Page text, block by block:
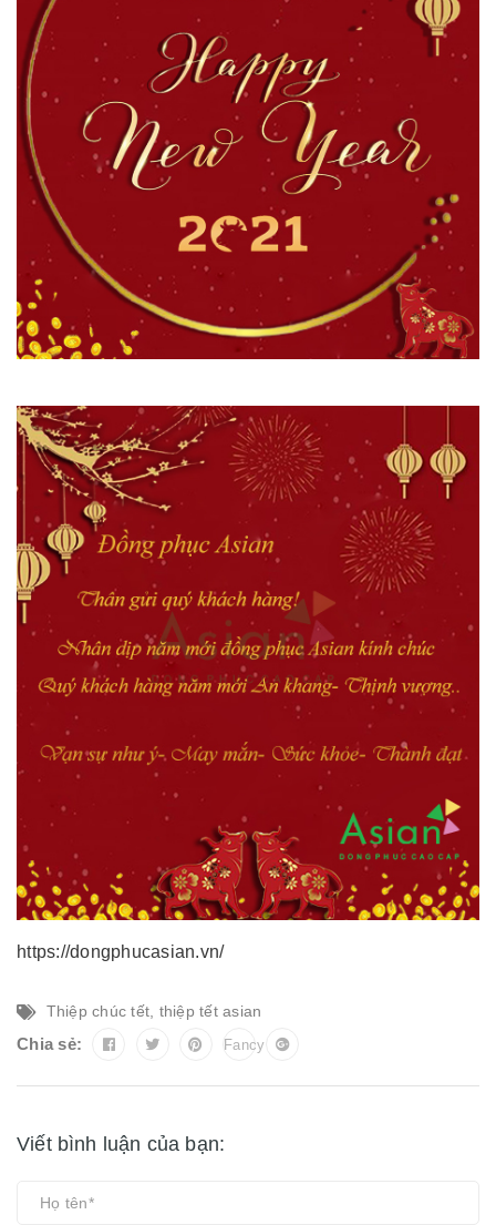
https://dongphucasian.vn/
Thiệp chúc tết thiệp tết asian
Chia sẻ: Fancy
Viết bình luận của bạn: